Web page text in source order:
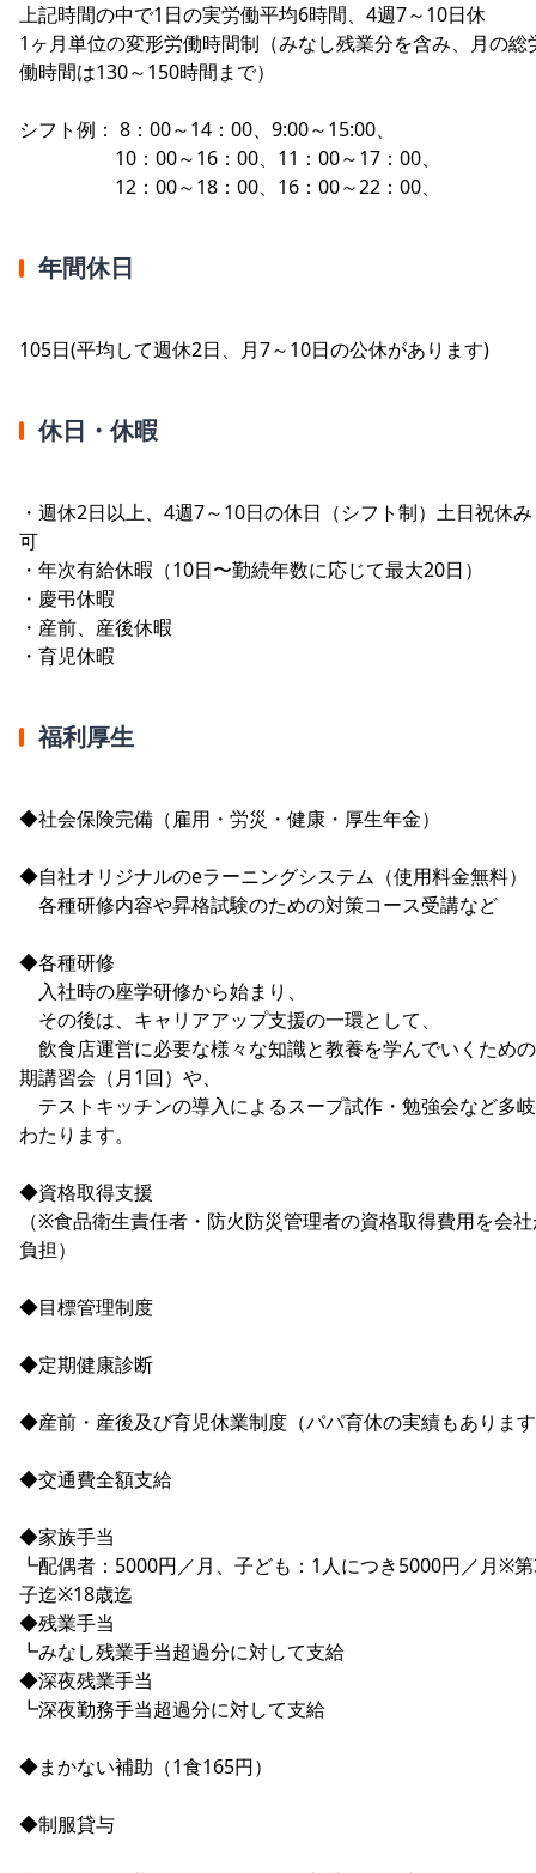
上記時間の中で1日の実労働平均6時間、4週7～10日休
1ヶ月単位の変形労働時間制（みなし残業分を含み、月の総
働時間は130～150時間まで）
シフト例： 8：00～14：00、9:00～15:00、
10：00～16：00、11：00～17：00、
12：00～18：00、16：00～22：00、
年間休日
105日(平均して週休2日、月7～10日の公休があります)
休日・休暇
・週休2日以上、4週7～10日の休日（シフト制）土日祝休
可
・年次有給休暇（10日〜勤続年数に応じて最大20日）
・慶弔休暇
・産前、産後休暇
・育児休暇
福利厚生
◆社会保険完備（雇用・労災・健康・厚生年金）
◆自社オリジナルのeラーニングシステム（使用料金無料）
各種研修内容や昇格試験のための対策コース受講など
◆各種研修
入社時の座学研修から始まり、
その後は、キャリアアップ支援の一環として、
飲食店運営に必要な様々な知識と教養を学んでいくため
期講習会（月1回）や、
テストキッチンの導入によるスープ試作・勉強会など多
わたります。
◆資格取得支援
（※食品衛生責任者・防火防災管理者の資格取得費用を会
負担）
◆目標管理制度
◆定期健康診断
◆産前・産後及び育児休業制度（パパ育休の実績もありま
◆交通費全額支給
◆家族手当
┗配偶者：5000円／月、子ども：1人につき5000円／月※
子迄※18歳迄
◆残業手当
┗みなし残業手当超過分に対して支給
◆深夜残業手当
┗深夜勤務手当超過分に対して支給
◆まかない補助（1食165円）
◆制服貸与